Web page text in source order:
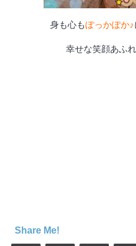
身も心もぽっかぽか♪
幸せな笑顔あふ
Share Me!